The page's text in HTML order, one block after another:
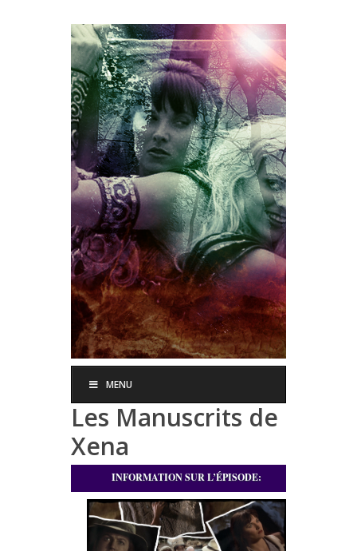
MENU
Les Manuscrits de
Xena
INFORMATION SUR L’ÉPISODE: